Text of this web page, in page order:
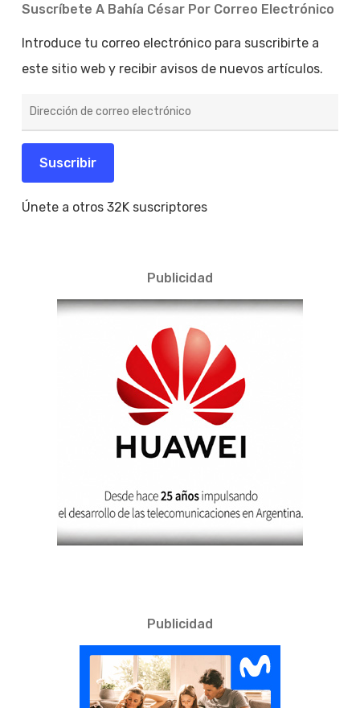
Suscríbete A Bahía César Por Correo Electrónico
Introduce tu correo electrónico para suscribirte a
este sitio web y recibir avisos de nuevos artículos.
de
electrónico
Suscribir
Únete a otros 32K suscriptores
Publicidad
Publicidad